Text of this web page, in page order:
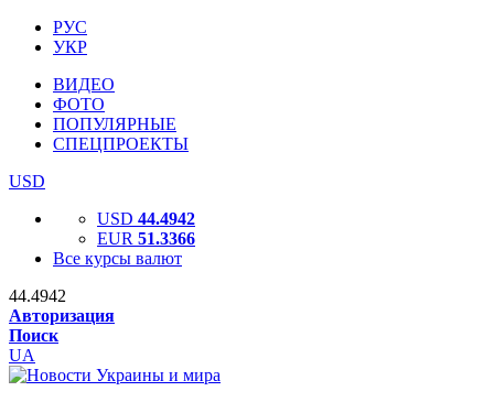
РУС
УКР
ВИДЕО
ФОТО
ПОПУЛЯРНЫЕ
СПЕЦПРОЕКТЫ
USD
USD 44.4942
EUR 51.3366
Все курсы валют
44.4942
Авторизация
Поиск
UA